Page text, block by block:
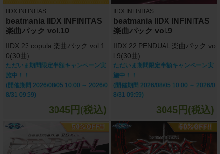
IIDX INFINITAS
beatmania IIDX INFINITAS
楽曲パック vol.10
IIDX 23 copula 楽曲パック vol.1
0(30曲)
ただいま期間限定半額キャンペーン実
施中！！
(開催期間 2026/08/05 10:00 ～ 2026/0
8/31 09:59)
3045円(税込)
IIDX INFINITAS
beatmania IIDX INFINITAS
楽曲パック vol.9
IIDX 22 PENDUAL 楽曲パック vo
l.9(30曲)
ただいま期間限定半額キャンペーン実
施中！！
(開催期間 2026/08/05 10:00 ～ 2026/0
8/31 09:59)
3045円(税込)